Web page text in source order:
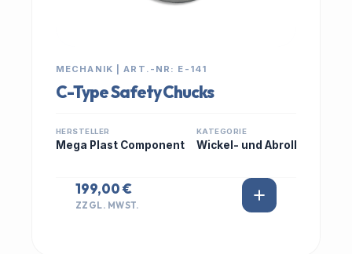
MECHANIK | ART.-NR: E-141
C-Type Safety Chucks
HERSTELLER
Mega Plast Component
KATEGORIE
Wickel- und Abroll
199,00 €
ZZGL. MWST.